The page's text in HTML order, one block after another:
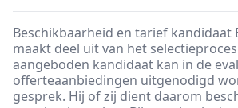
Beschikbaarheid en tarief kandidaat
maakt deel uit van het
aangeboden kandidaat kan in de
offerteaanbiedingen uitgenodigd
gesprek. Hij of zij dient daarom